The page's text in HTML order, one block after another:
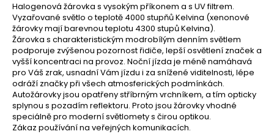
Halogenová žárovka s vysokým příkonem a s UV filtrem.
Vyzařované světlo o teplotě 4000 stupňů Kelvina (xenonové
žárovky mají barevnou teplotu 4300 stupů Kelvina).
Žárovka s charakteristickým modrobílým denním světlem
podporuje zvýšenou pozornost řidiče, lepší osvětlení značek a
vyšší koncentraci na provoz. Noční jízda je méně namáhavá
pro Váš zrak, usnadní Vám jízdu i za snížené viditelnosti, lépe
odráží značky při všech atmosferických podmínkách.
Autožárovky jsou opatřeny stříbrným vrchníkem, a tím opticky
splynou s pozadím reflektoru. Proto jsou žárovky vhodné
speciálně pro moderní světlomety s čirou optikou.
Zákaz používání na veřejných komunikacích.